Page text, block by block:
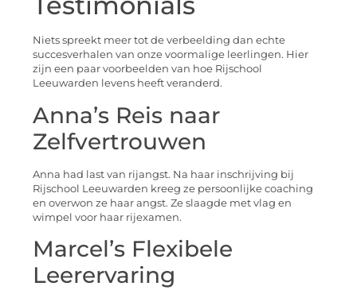
Niets spreekt meer tot de verbeelding dan echte
succesverhalen van onze voormalige leerlingen. Hier
zijn een paar voorbeelden van hoe Rijschool
Leeuwarden levens heeft veranderd.
Anna’s Reis naar
Zelfvertrouwen
Anna had last van rijangst. Na haar inschrijving bij
Rijschool Leeuwarden kreeg ze persoonlijke coaching
en overwon ze haar angst. Ze slaagde met vlag en
wimpel voor haar rijexamen.
Marcel’s Flexibele
Leerervaring